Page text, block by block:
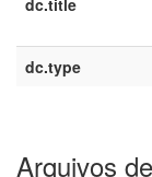
dc.title
dc.type
Arquivos